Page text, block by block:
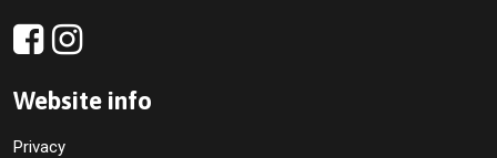
Website info
Privacy